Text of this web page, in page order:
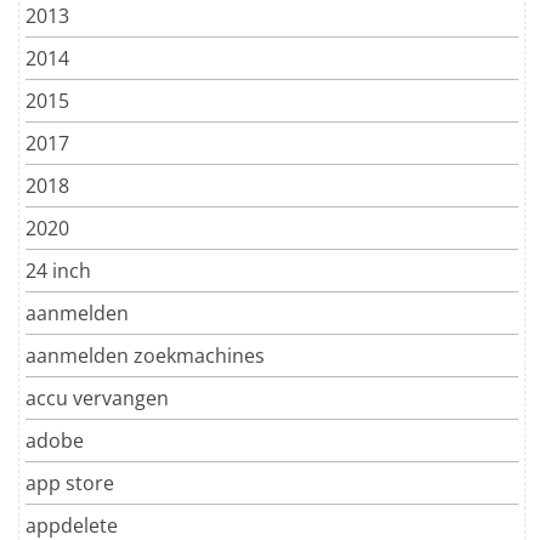
2013
2014
2015
2017
2018
2020
24 inch
aanmelden
aanmelden zoekmachines
accu vervangen
adobe
app store
appdelete